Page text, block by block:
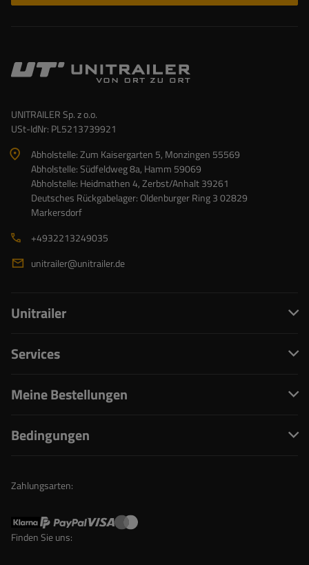
UNITRAILER Sp. z o.o.
USt-IdNr: PL5213739921
Abholstelle: Zum Kaisergarten 5, Monzingen 55569
Abholstelle: Südfeldweg 8a, Hamm 59069
Abholstelle: Heidmathen 4, Zerbst/Anhalt 39261
Deutsches Rückgabelager: Oldenburger Ring 3 02829
Markersdorf
+4932213249035
unitrailer@unitrailer.de
Unitrailer
Services
Meine Bestellungen
Bedingungen
Zahlungsarten:
Finden Sie uns: